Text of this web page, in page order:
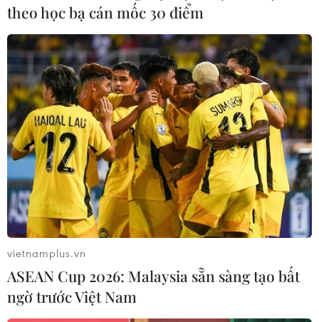
theo học bạ cán mốc 30 điểm
vietnamplus.vn
ASEAN Cup 2026: Malaysia sẵn sàng tạo bất
ngờ trước Việt Nam